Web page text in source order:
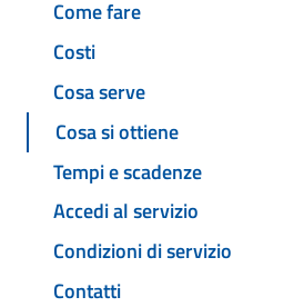
Come fare
Costi
Cosa serve
Cosa si ottiene
Tempi e scadenze
Accedi al servizio
Condizioni di servizio
Contatti